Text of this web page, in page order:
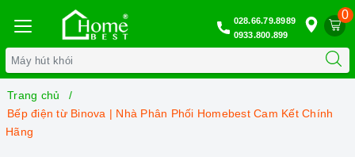
0
028.66.79.8989
0933.800.899
Trang chủ
Bếp điện từ Binova | Nhà Phân Phối Homebest Cam Kết Chính
Hãng